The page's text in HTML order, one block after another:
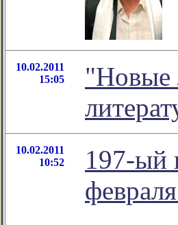
10.02.2011
15:05
"Новые
10.02.2011
10:52
197-ый